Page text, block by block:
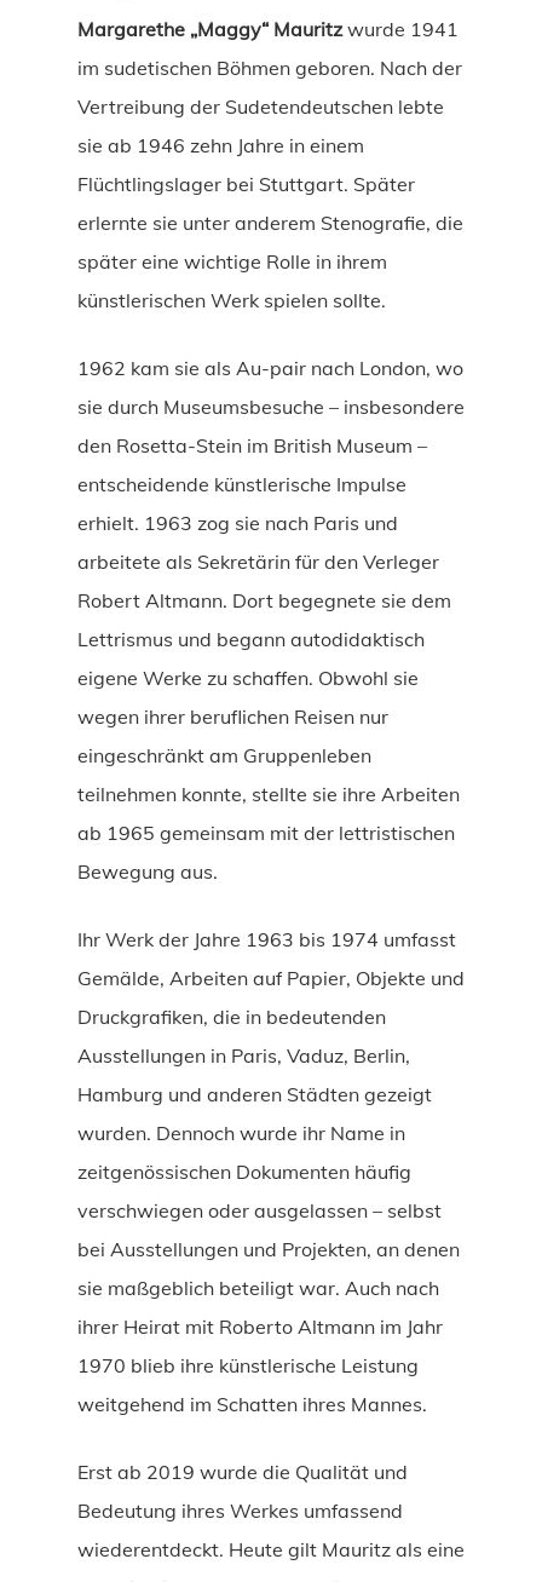
Margarethe „Maggy“ Mauritzwurde 1941
im sudetischen Böhmen geboren. Nach der
Vertreibung der Sudetendeutschen lebte
sie ab 1946 zehn Jahre in einem
Flüchtlingslager bei Stuttgart. Später
erlernte sie unter anderem Stenografie, die
später eine wichtige Rolle in ihrem
künstlerischen Werk spielen sollte.
1962 kam sie als Au-pair nach London, wo
sie durch Museumsbesuche – insbesondere
den Rosetta-Stein im British Museum –
entscheidende künstlerische Impulse
erhielt. 1963 zog sie nach Paris und
arbeitete als Sekretärin für den Verleger
Robert Altmann. Dort begegnete sie dem
Lettrismus und begann autodidaktisch
eigene Werke zu schaffen. Obwohl sie
wegen ihrer beruflichen Reisen nur
eingeschränkt am Gruppenleben
teilnehmen konnte, stellte sie ihre Arbeiten
ab 1965 gemeinsam mit der lettristischen
Bewegung aus.
Ihr Werk der Jahre 1963 bis 1974 umfasst
Gemälde, Arbeiten auf Papier, Objekte und
Druckgrafiken, die in bedeutenden
Ausstellungen in Paris, Vaduz, Berlin,
Hamburg und anderen Städten gezeigt
wurden. Dennoch wurde ihr Name in
zeitgenössischen Dokumenten häufig
verschwiegen oder ausgelassen – selbst
bei Ausstellungen und Projekten, an denen
sie maßgeblich beteiligt war. Auch nach
ihrer Heirat mit Roberto Altmann im Jahr
1970 blieb ihre künstlerische Leistung
weitgehend im Schatten ihres Mannes.
Erst ab 2019 wurde die Qualität und
Bedeutung ihres Werkes umfassend
wiederentdeckt. Heute gilt Mauritz als eine